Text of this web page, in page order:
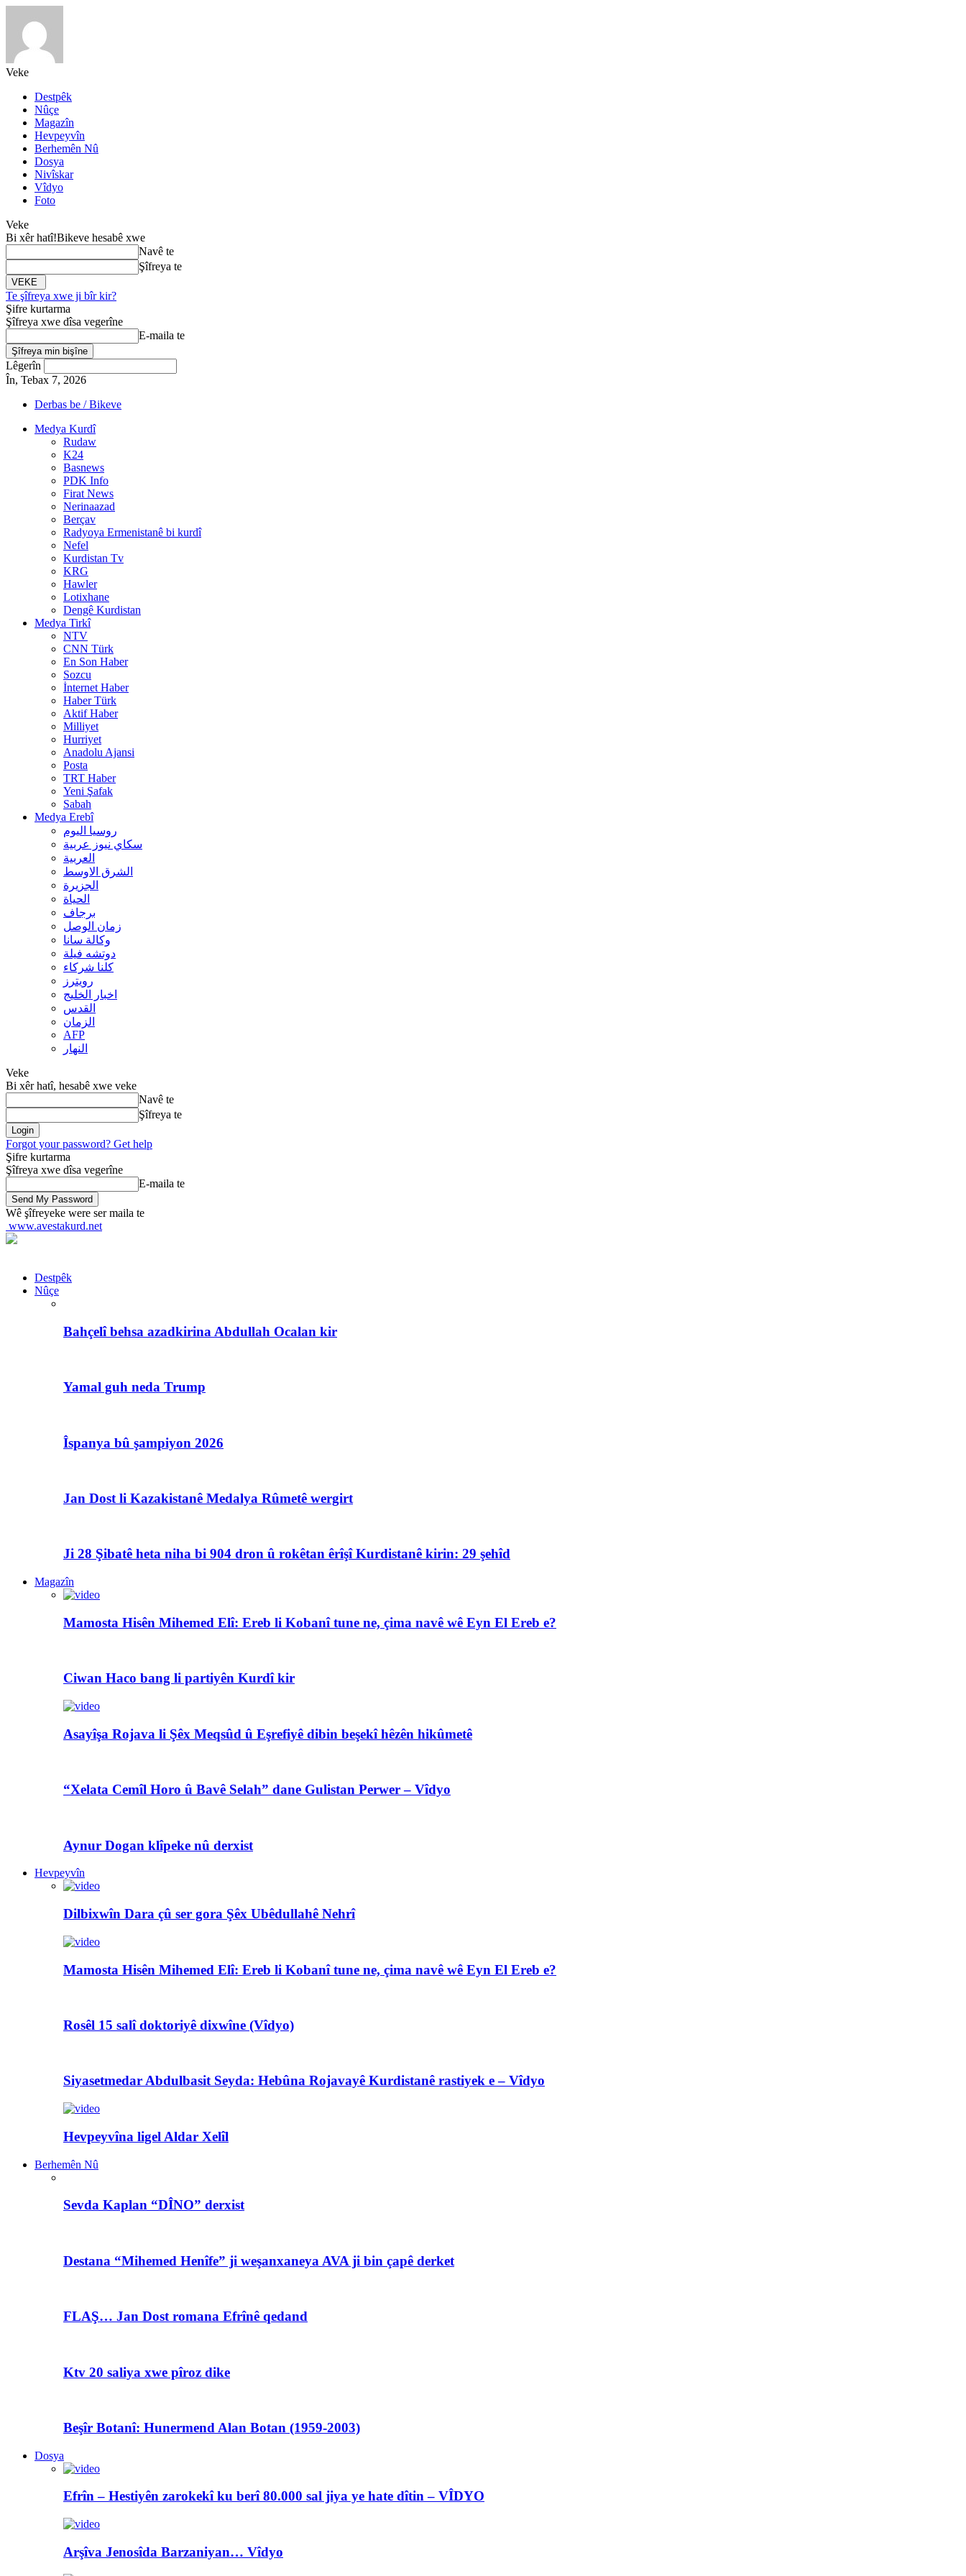
Veke
Destpêk
Nûçe
Magazîn
Hevpeyvîn
Berhemên Nû
Dosya
Nivîskar
Vîdyo
Foto
Veke
Bi xêr hatî!Bikeve hesabê xwe
Navê te
Şîfreya te
Te şîfreya xwe ji bîr kir?
Şifre kurtarma
Şîfreya xwe dîsa vegerîne
E-maila te
Lêgerîn
În, Tebax 7, 2026
Derbas be / Bikeve
Medya Kurdî
Rudaw
K24
Basnews
PDK Info
Firat News
Nerinaazad
Berçav
Radyoya Ermenistanê bi kurdî
Nefel
Kurdistan Tv
KRG
Hawler
Lotixhane
Dengê Kurdistan
Medya Tirkî
NTV
CNN Türk
En Son Haber
Sozcu
İnternet Haber
Haber Türk
Aktif Haber
Milliyet
Hurriyet
Anadolu Ajansi
Posta
TRT Haber
Yeni Şafak
Sabah
Medya Erebî
روسیا الیوم
سكاي نيوز عربية
العربية
الشرق الاوسط
الجزيرة
الحیاة
برجاف
زمان الوصل
وکالة سانا
دوتشه فیلة
کلنا شرکاء
رويترز
اخبار الخلیج
القدس
الزمان
AFP
النهار
Veke
Bi xêr hatî, hesabê xwe veke
Navê te
Şîfreya te
Forgot your password? Get help
Şifre kurtarma
Şîfreya xwe dîsa vegerîne
E-maila te
Wê şîfreyeke were ser maila te
www.avestakurd.net
Destpêk
Nûçe
Bahçelî behsa azadkirina Abdullah Ocalan kir
Yamal guh neda Trump
Îspanya bû şampiyon 2026
Jan Dost li Kazakistanê Medalya Rûmetê wergirt
Ji 28 Şibatê heta niha bi 904 dron û rokêtan êrîşî Kurdistanê kirin: 29 şehîd
Magazîn
Mamosta Hisên Mihemed Elî: Ereb li Kobanî tune ne, çima navê wê Eyn El Ereb e?
Ciwan Haco bang li partiyên Kurdî kir
Asayîşa Rojava li Şêx Meqsûd û Eşrefiyê dibin beşekî hêzên hikûmetê
“Xelata Cemîl Horo û Bavê Selah” dane Gulistan Perwer – Vîdyo
Aynur Dogan klîpeke nû derxist
Hevpeyvîn
Dilbixwîn Dara çû ser gora Şêx Ubêdullahê Nehrî
Mamosta Hisên Mihemed Elî: Ereb li Kobanî tune ne, çima navê wê Eyn El Ereb e?
Rosêl 15 salî doktoriyê dixwîne (Vîdyo)
Siyasetmedar Abdulbasit Seyda: Hebûna Rojavayê Kurdistanê rastiyek e – Vîdyo
Hevpeyvîna ligel Aldar Xelîl
Berhemên Nû
Sevda Kaplan “DÎNO” derxist
Destana “Mihemed Henîfe” ji weşanxaneya AVA ji bin çapê derket
FLAŞ… Jan Dost romana Efrînê qedand
Ktv 20 saliya xwe pîroz dike
Beşîr Botanî: Hunermend Alan Botan (1959-2003)
Dosya
Efrîn – Hestiyên zarokekî ku berî 80.000 sal jiya ye hate dîtin – VÎDYO
Arşîva Jenosîda Barzaniyan… Vîdyo